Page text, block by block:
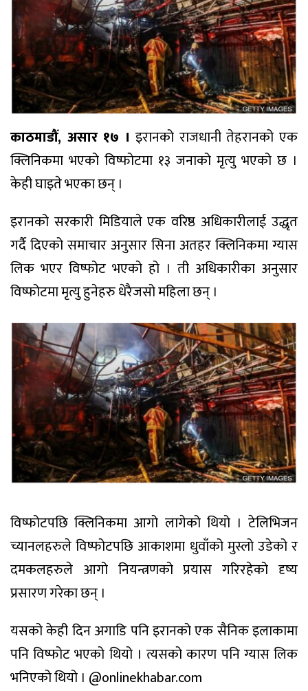
काठमाडौं, असार १७ । इरानको राजधानी तेहरानको एक
क्लिनिकमा भएको विष्फोटमा १३ जनाको मृत्यु भएको छ ।
केही घाइते भएका छन् ।
इरानको सरकारी मिडियाले एक वरिष्ठ अधिकारीलाई उद्धृत
गर्दै दिएको समाचार अनुसार सिना अतहर क्लिनिकमा ग्यास
लिक भएर विष्फोट भएको हो । ती अधिकारीका अनुसार
विष्फोटमा मृत्यु हुनेहरु धेरैजसो महिला छन् ।
विष्फोटपछि क्लिनिकमा आगो लागेको थियो । टेलिभिजन
च्यानलहरुले विष्फोटपछि आकाशमा धुवाँको मुस्लो उडेको र
दमकलहरुले आगो नियन्त्रणको प्रयास गरिरहेको दृष्य
प्रसारण गरेका छन् ।
यसको केही दिन अगाडि पनि इरानको एक सैनिक इलाकामा
पनि विष्फोट भएको थियो । त्यसको कारण पनि ग्यास लिक
भनिएको थियो । @onlinekhabar.com